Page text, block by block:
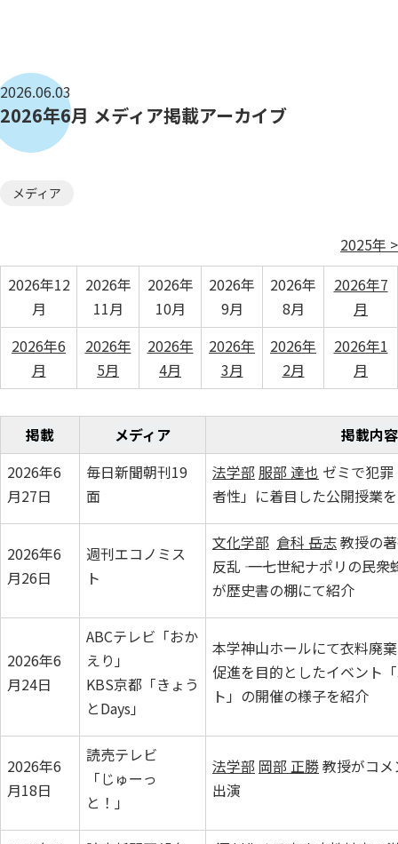
2026.06.03
2026年6月 メディア掲載アーカイブ
メディア
2025年 >
2026年12
月
2026年
11月
2026年
10月
2026年
9月
2026年
8月
2026年7
月
2026年6
月
2026年
5月
2026年
4月
2026年
3月
2026年
2月
2026年1
月
掲載 メディア
掲載内容
2026年6
月27日
毎日新聞朝刊19
面
法学部 服部 達也 ゼミで犯
者性」に着目した公開授業
2026年6
月26日
週刊エコノミス
ト
文化学部 倉科 岳志教授の
反乱 ―― 一七世紀ナポリの民
が歴史書の棚にて紹介
2026年6
月24日
ABCテレビ「おか
えり」
KBS京都「きょう
とDays」
本学神山ホールにて衣料廃
促進を目的としたイベント
ト」の開催の様子を紹介
2026年6
月18日
読売テレビ
「じゅーっ
と！」
法学部 岡部 正勝教授がコ
出演